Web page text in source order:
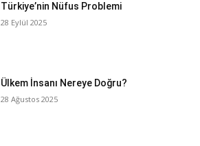
Türkiye’nin Nüfus Problemi
28 Eylül 2025
Ülkem İnsanı Nereye Doğru?
28 Ağustos 2025